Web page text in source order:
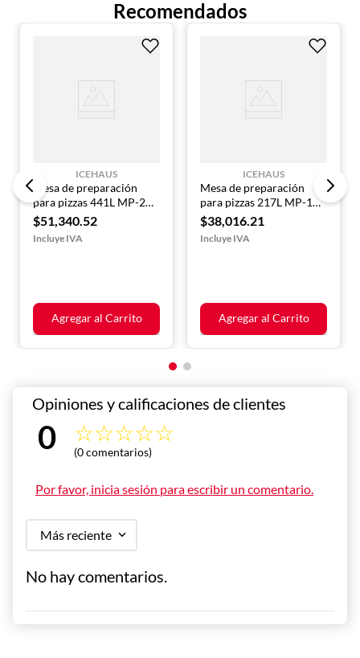
Peso bruto: 153 kg
Refrigerante: R290 ecológico
Recomendados
ICEHAUS
Mesa de preparación
para pizzas 441L MP-2P-
SS-02 ICEHAUS
$51 340 52
Agregar al Carrito
ICEHAUS
Mesa de preparación
para pizzas 217L MP-1P-
SS-02 ICEHAUS
$38 016 21
Agregar al Carrito
☆☆☆☆☆
0
promedio
(0 comentarios)
Por favor, inicia sesión para escribir un comentario.
Más reciente
No hay comentarios.